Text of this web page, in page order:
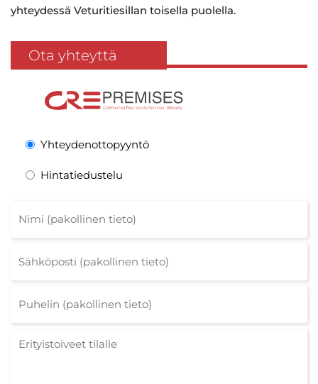
yhteydessä Veturitiesillan toisella puolella.
Ota yhteyttä
Yhteydenottopyyntö
Hintatiedustelu